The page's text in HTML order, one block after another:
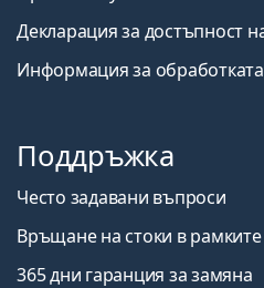
Декларация за достъпност
Информация за
Поддръжка
Често задавани въпроси
Връщане на стоки в
365 дни гаранция за замяна